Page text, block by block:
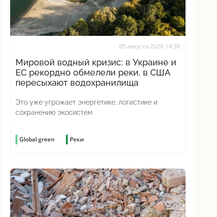
05 августа 2026 14:36
Мировой водный кризис: в Украине и
ЕС рекордно обмелели реки, в США
пересыхают водохранилища
Это уже угрожает энергетике, логистике и
сохранению экосистем
Global green Реки